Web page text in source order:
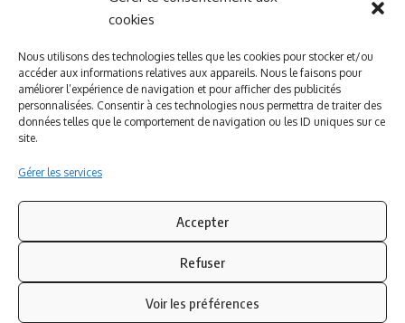
cookies
Nous utilisons des technologies telles que les cookies pour stocker et/ou
accéder aux informations relatives aux appareils. Nous le faisons pour
améliorer l’expérience de navigation et pour afficher des publicités
personnalisées. Consentir à ces technologies nous permettra de traiter des
données telles que le comportement de navigation ou les ID uniques sur ce
site.
Gérer les services
Accepter
Refuser
Voir les préférences
Azinat.com TV soutient
Suivez-nous